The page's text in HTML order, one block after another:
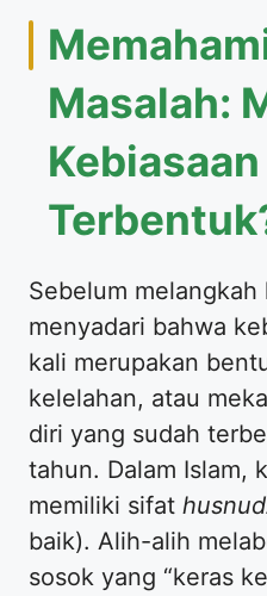
Masalah:
Sebelum
menyadari bahwa
kali merupakan
kelelahan, atau
diri yang sudah
tahun. Dalam Islam,
memiliki sifat
baik). Alih-alih
sosok yang “keras